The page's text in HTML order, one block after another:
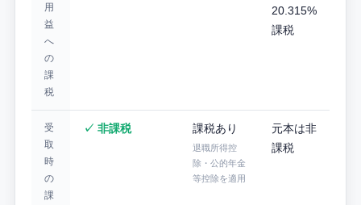
用
益
へ
の
課
税
20.315%
課税
受
取
時
の
課
✓ 非課税 課税あり
退職所得控
除・公的年金
等控除を適用
元本は非
課税